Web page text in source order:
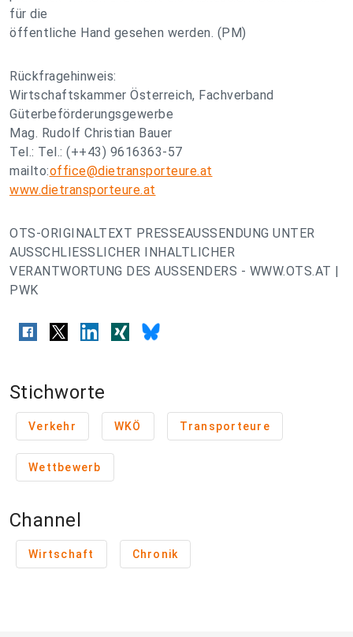
für die
öffentliche Hand gesehen werden. (PM)
Rückfragehinweis:
Wirtschaftskammer Österreich, Fachverband
Güterbeförderungsgewerbe
Mag. Rudolf Christian Bauer
Tel.: Tel.: (++43) 9616363-57
mailto:office@dietransporteure.at
www.dietransporteure.at
OTS-ORIGINALTEXT PRESSEAUSSENDUNG UNTER
AUSSCHLIESSLICHER INHALTLICHER
VERANTWORTUNG DES AUSSENDERS - WWW.OTS.AT |
PWK
Stichworte
Verkehr WKÖ Transporteure
Wettbewerb
Channel
Wirtschaft Chronik